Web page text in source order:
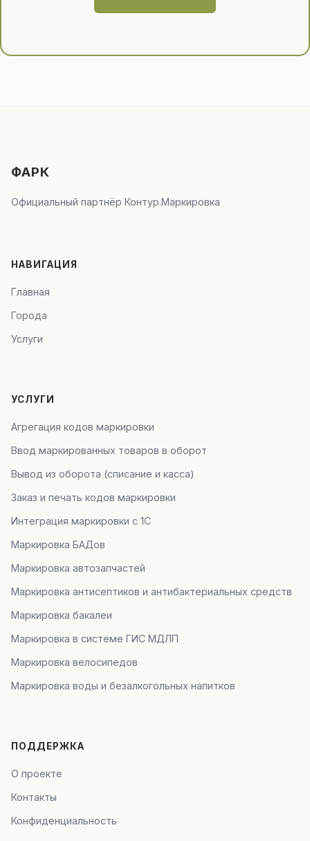
ФАРК
Официальный партнёр Контур.Маркировка
НАВИГАЦИЯ
Главная
Города
Услуги
УСЛУГИ
Агрегация кодов маркировки
Ввод маркированных товаров в оборот
Вывод из оборота (списание и касса)
Заказ и печать кодов маркировки
Интеграция маркировки с 1С
Маркировка БАДов
Маркировка автозапчастей
Маркировка антисептиков и антибактериальных средств
Маркировка бакалеи
Маркировка в системе ГИС МДЛП
Маркировка велосипедов
Маркировка воды и безалкогольных напитков
ПОДДЕРЖКА
О проекте
Контакты
Конфиденциальность